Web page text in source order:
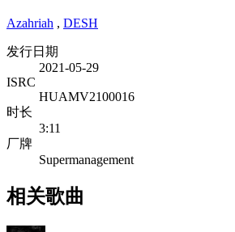
Azahriah , DESH
发行日期
2021-05-29
ISRC
HUAMV2100016
时长
3:11
厂牌
Supermanagement
相关歌曲